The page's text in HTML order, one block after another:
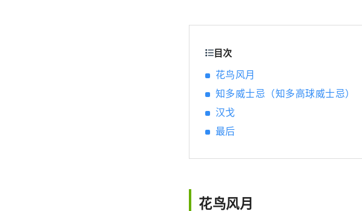
目次
花鸟风月
知多威士忌（知多高球威士忌）
汉戈
最后
花鸟风月